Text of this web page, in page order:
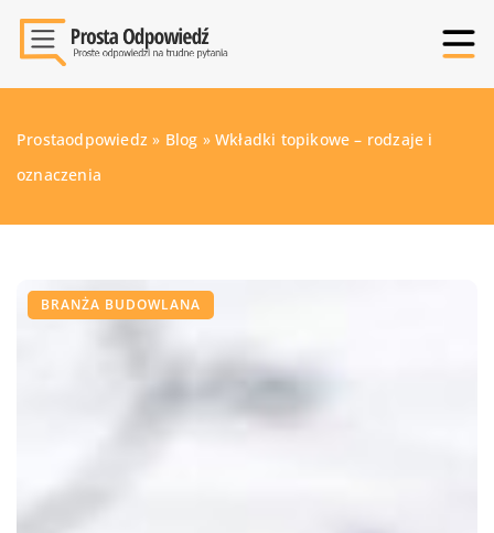
Prostaodpowiedz » Blog »Wkładki topikowe – rodzaje i
oznaczenia
BRANŻA BUDOWLANA